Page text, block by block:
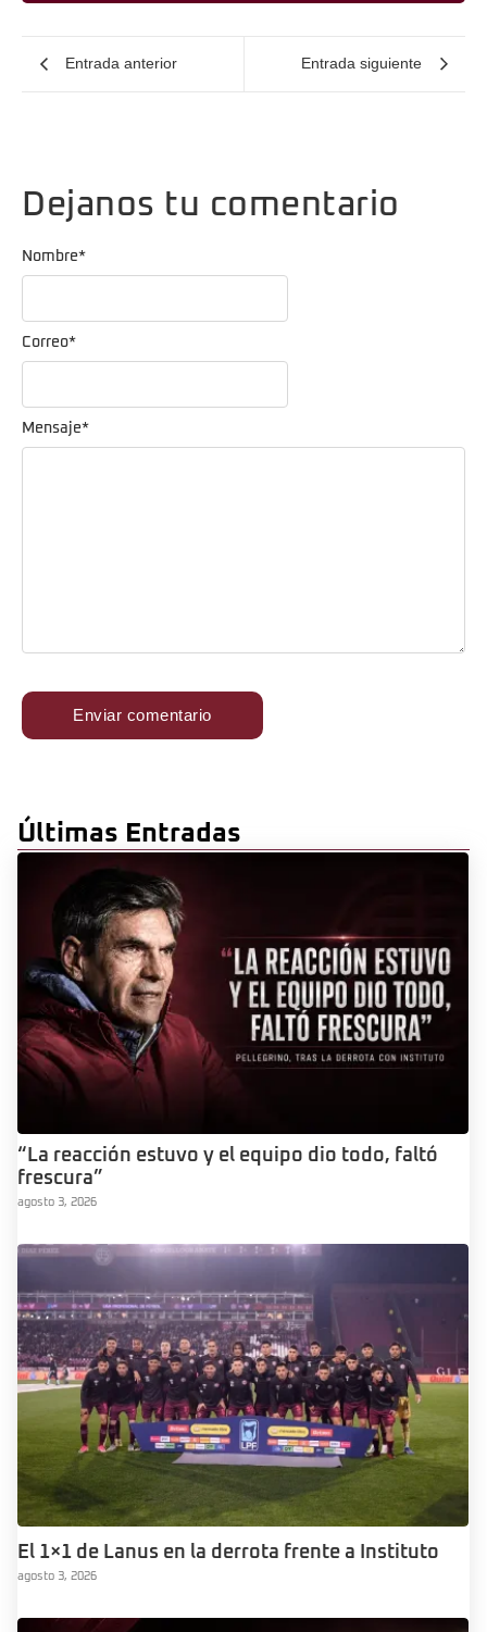
Entrada anterior Entrada siguiente
Dejanos tu comentario
Mensaje*
Nombre*
Correo*
Últimas Entradas
“La reacción estuvo y el equipo dio todo, faltó
frescura”
agosto 3, 2026
El 1×1 de Lanus en la derrota frente a Instituto
agosto 3, 2026